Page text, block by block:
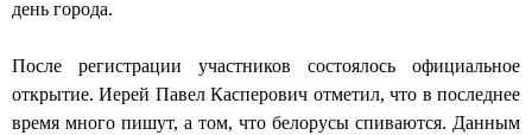
б
о
р
день города.
После регистрации участников состоялось официальное
открытие. Иерей Павел Касперович отметил, что в последнее
время много пишут, а том, что белорусы спиваются. Данным